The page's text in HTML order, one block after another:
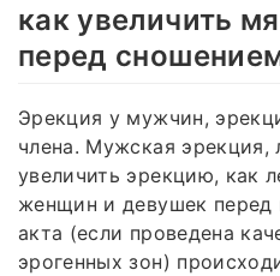
как увеличить
перед
Эрекция у мужчин,
члена. Мужская эрекция,
увеличить эрекцию, как
женщин и девушек перед
акта (если проведена
эрогенных зон)